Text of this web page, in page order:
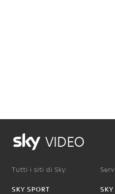
VIDEO
Tutti i siti di Sky:
SKY SPORT SKY